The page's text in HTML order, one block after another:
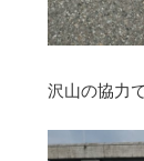
沢山の協力